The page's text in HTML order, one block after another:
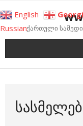
to
contentქართული
English
Russian